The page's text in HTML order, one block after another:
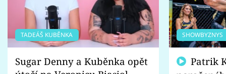
TADEÁŠ KUBĚNKA
Sugar Denny a Kuběnka opět
SHOWBYZNYS